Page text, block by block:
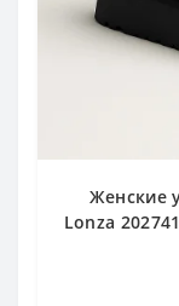
Женские
Lonza